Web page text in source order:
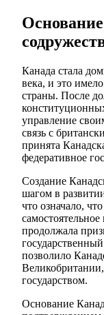
Канада стала
века, и это
страны. После
управление
связь с
принята
федеративное
Создание
шагом в
что означало,
продолжала
позволило
государством.
Основание